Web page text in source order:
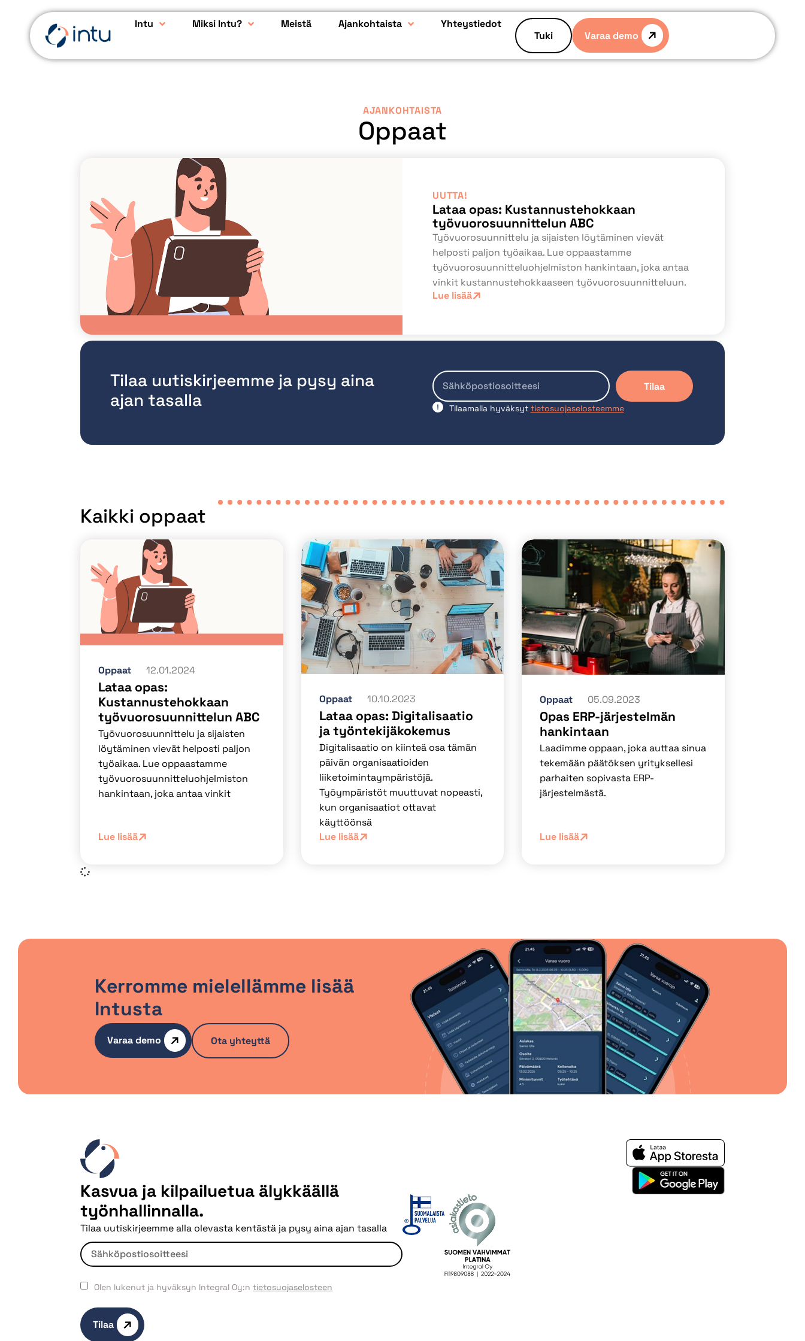
Intu Miksi Intu? Meistä Ajankohtaista
Yhteystiedot
Tuki
Varaa demo
AJANKOHTAISTA
Oppaat
UUTTA!
Lataa opas: Kustannustehokkaan
työvuorosuunnittelun ABC
Työvuorosuunnittelu ja sijaisten löytäminen vievät
helposti paljon työaikaa. Lue oppaastamme
työvuorosuunnitteluohjelmiston hankintaan, joka antaa
vinkit kustannustehokkaaseen työvuorosuunnitteluun.
Lue lisää
Tilaa uutiskirjeemme ja pysy aina
ajan tasalla
Tilaa
Tilaamalla hyväksyt tietosuojaselosteemme
Kaikki oppaat
Oppaat 12.01.2024
Lataa opas:
Kustannustehokkaan
työvuorosuunnittelun ABC
Työvuorosuunnittelu ja sijaisten
löytäminen vievät helposti paljon
työaikaa. Lue oppaastamme
työvuorosuunnitteluohjelmiston
hankintaan, joka antaa vinkit
Lue lisää
Oppaat 10.10.2023
Lataa opas: Digitalisaatio
ja työntekijäkokemus
Digitalisaatio on kiinteä osa tämän
päivän organisaatioiden
liiketoimintaympäristöjä.
Työympäristöt muuttuvat nopeasti,
kun organisaatiot ottavat
käyttöönsä
Lue lisää
Oppaat 05.09.2023
Opas ERP-järjestelmän
hankintaan
Laadimme oppaan, joka auttaa sinua
tekemään päätöksen yrityksellesi
parhaiten sopivasta ERP-
järjestelmästä.
Lue lisää
Kerromme mielellämme lisää
Intusta
Varaa demo Ota yhteyttä
Kasvua ja kilpailuetua älykkäällä
työnhallinnalla.
Tilaa uutiskirjeemme alla olevasta kentästä ja pysy aina ajan tasalla
Olen lukenut ja hyväksyn Integral Oy:ntietosuojaselosteen
Tilaa